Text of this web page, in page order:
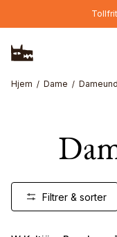
Hopp til hovedinnhold
Hjem Dame
Filtrer & sorter